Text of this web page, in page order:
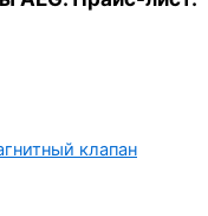
клапан